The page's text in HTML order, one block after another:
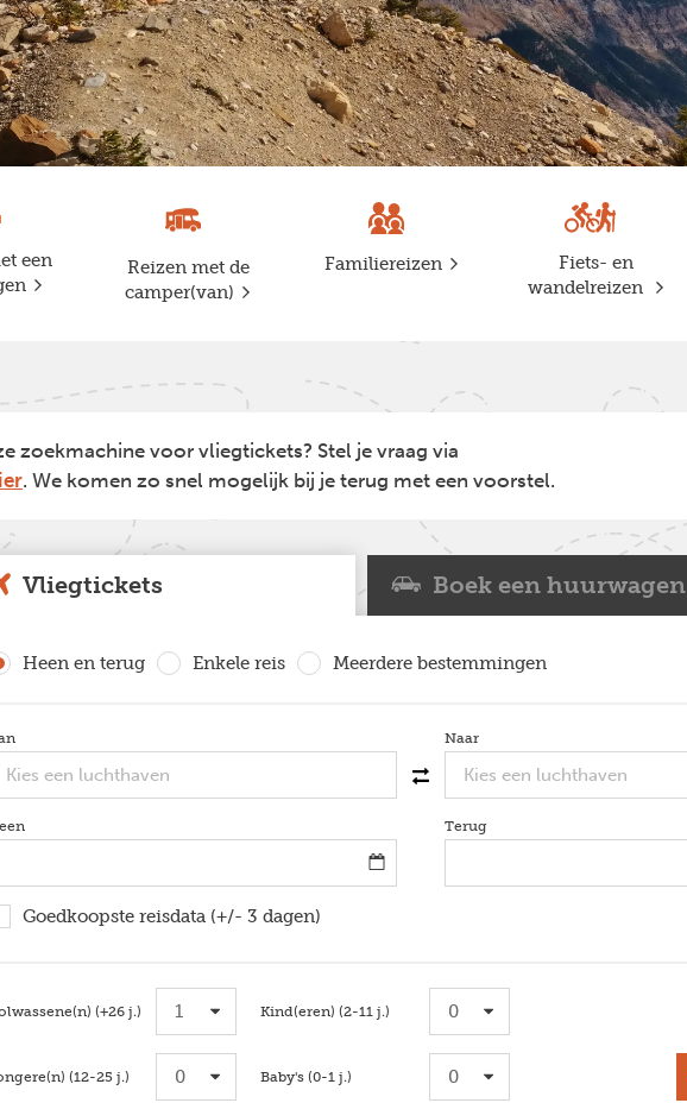
een
Reizen met de
camper(van)
Familiereizen
Fiets- en
wandelreizen
zoekmachine voor vliegtickets? Stel je vraag via
. We komen zo snel mogelijk bij je terug met een voorstel.
Vliegtickets Boek een huurwagen
Heen en terug Enkele reis Meerdere bestemmingen
Switch
Naar
Terug
Goedkoopste reisdata (+/- 3 dagen)
(+26 j.) optioneel Kind(eren) (2-11 j.) optioneel
(12-25 j.) optioneel Baby's (0-1 j.)